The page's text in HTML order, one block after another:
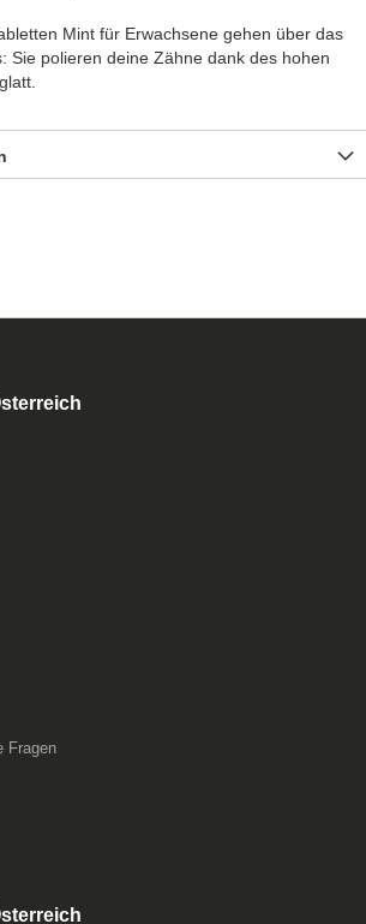
Mint für Erwachsene gehen über das
Sie polieren deine Zähne dank des hohen
Fragen